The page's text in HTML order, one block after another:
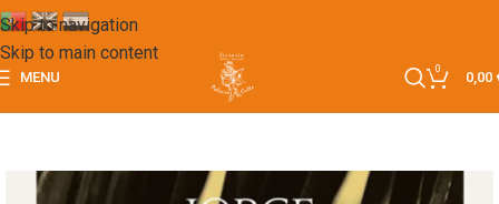
Skip to navigation
Skip to main content
MENU
0
0,00